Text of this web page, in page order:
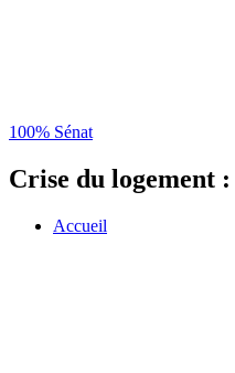
100% Sénat
Crise du logement
Accueil